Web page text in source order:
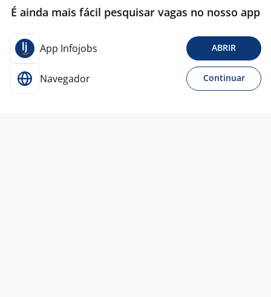
É ainda mais fácil pesquisar vagas no nosso app
App Infojobs ABRIR
Navegador Continuar